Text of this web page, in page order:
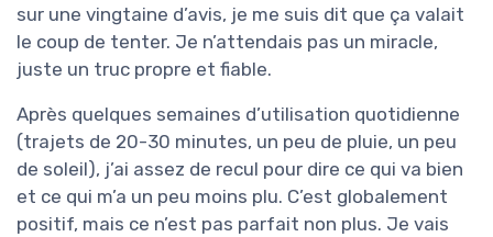
sur une vingtaine d’avis, je me suis dit que ça valait
le coup de tenter. Je n’attendais pas un miracle,
juste un truc propre et fiable.
Après quelques semaines d’utilisation quotidienne
(trajets de 20-30 minutes, un peu de pluie, un peu
de soleil), j’ai assez de recul pour dire ce qui va bien
et ce qui m’a un peu moins plu. C’est globalement
positif, mais ce n’est pas parfait non plus. Je vais